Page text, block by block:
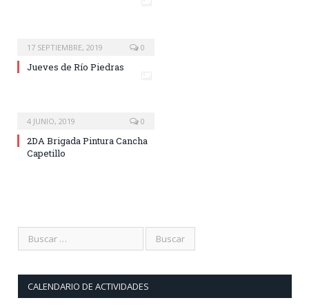
17 SEPTIEMBRE, 2019 0
Jueves de Río Piedras
4 JUNIO, 2019 0
2DA Brigada Pintura Cancha
Capetillo
CALENDARIO DE ACTIVIDADES